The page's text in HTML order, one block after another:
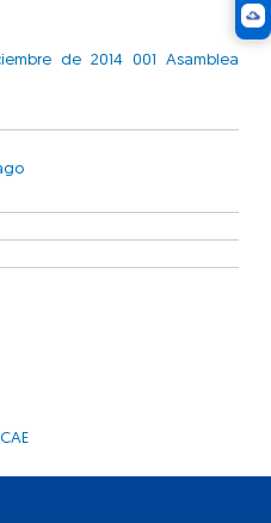
de 2014 001 Asamblea